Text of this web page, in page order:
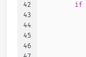
42
43
44
45
46
if